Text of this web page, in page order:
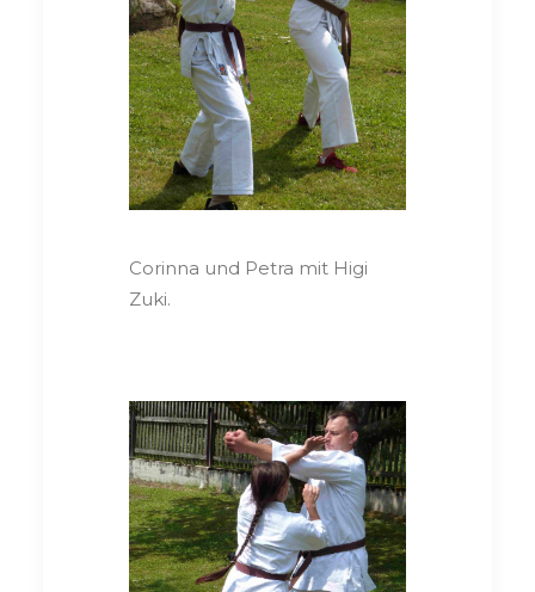
Corinna und Petra mit Higi
Zuki.